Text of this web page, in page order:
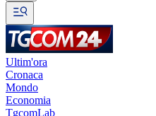
Ultim'ora
Cronaca
Mondo
Economia
TgcomLab